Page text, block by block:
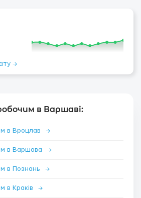
→
в Варшаві:
в Вроцлав →
в Варшава →
в Познань →
в Краків →